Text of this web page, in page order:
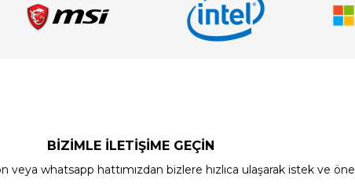
BİZİMLE İLETİŞİME GEÇİN
veya whatsapp hattımızdan bizlere hızlıca ulaşarak istek ve